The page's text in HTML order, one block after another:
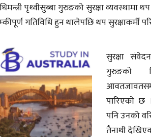
पृथ्वीसुब्बा गुरुङको सुरक्षा व्यवस्थामा
गतिविधि हुन थालेपछि थप सुरक्षाकर्मी
सुरक्षा
गुरुङको
पारिएको छ
पनि उनको
तैनाथी